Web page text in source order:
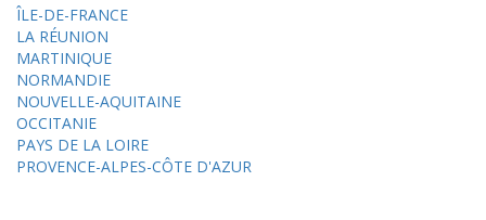
ÎLE-DE-FRANCE
LA RÉUNION
MARTINIQUE
NORMANDIE
NOUVELLE-AQUITAINE
OCCITANIE
PAYS DE LA LOIRE
PROVENCE-ALPES-CÔTE D'AZUR